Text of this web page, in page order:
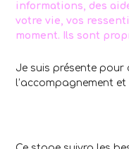
informations, des
votre vie, vos
moment. Ils sont
Je suis présente pour
l’accompagnement et